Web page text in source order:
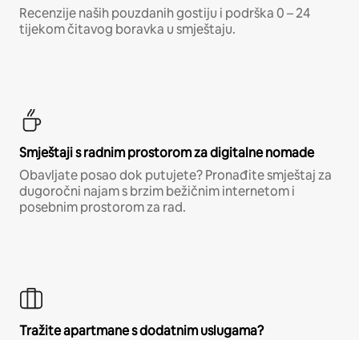
Recenzije naših pouzdanih gostiju i podrška 0 – 24
tijekom čitavog boravka u smještaju.
Smještaji s radnim prostorom za digitalne nomade
Obavljate posao dok putujete? Pronađite smještaj za
dugoročni najam s brzim bežičnim internetom i
posebnim prostorom za rad.
Tražite apartmane s dodatnim uslugama?